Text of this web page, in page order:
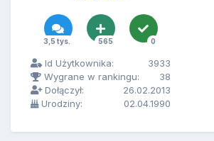
3,5 tys. 565 0
Id Użytkownika:
3933
Wygrane w rankingu:
38
Dołączył:
26.02.2013
Urodziny:
02.04.1990